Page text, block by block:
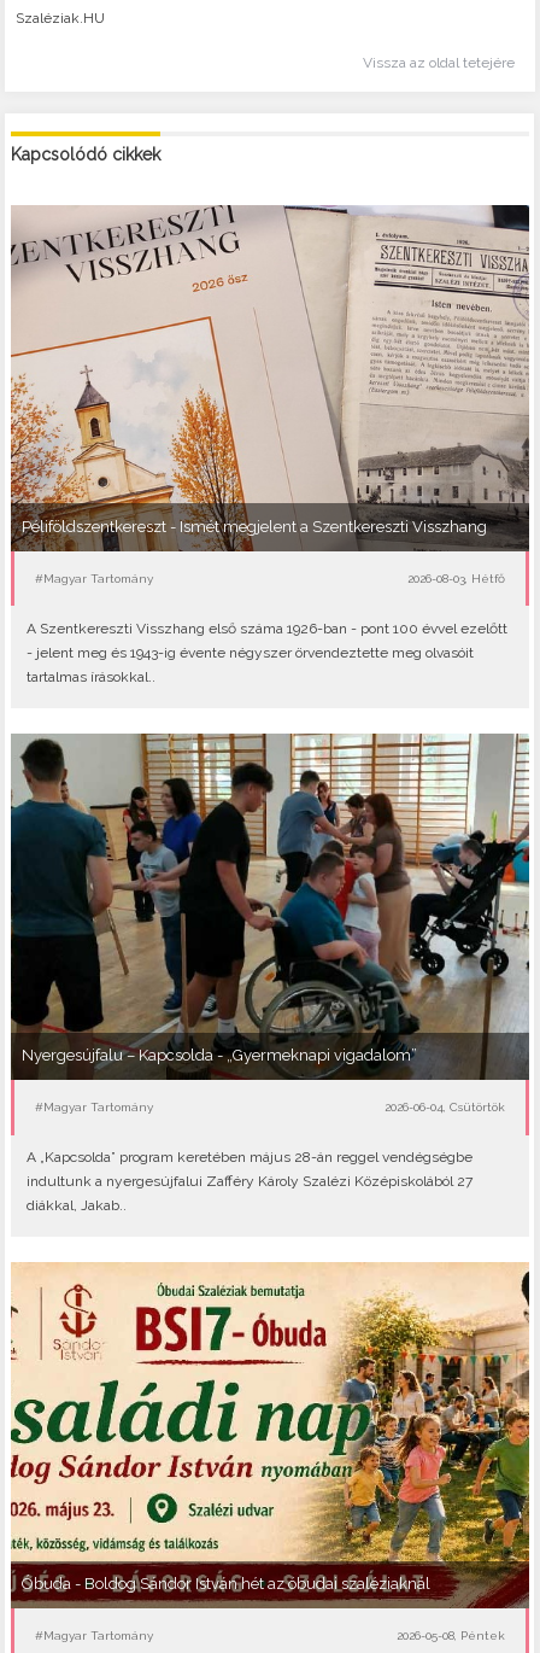
Szaléziak.HU
Vissza az oldal tetejére
Kapcsolódó cikkek
Péliföldszentkereszt - Ismét megjelent a Szentkereszti Visszhang
#Magyar Tartomány 2026-08-03, Hétfő
A Szentkereszti Visszhang első száma 1926-ban - pont 100 évvel ezelőtt
- jelent meg és 1943-ig évente négyszer örvendeztette meg olvasóit
tartalmas írásokkal..
Nyergesújfalu – Kapcsolda - „Gyermeknapi vigadalom”
#Magyar Tartomány 2026-06-04, Csütörtök
A „Kapcsolda” program keretében május 28-án reggel vendégségbe
indultunk a nyergesújfalui Zafféry Károly Szalézi Középiskolából 27
diákkal, Jakab..
Óbuda - Boldog Sándor István hét az óbudai szaléziaknál
#Magyar Tartomány 2026-05-08, Péntek